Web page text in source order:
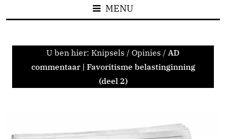
MENU
U ben hier: Knipsels / Opinies / AD
commentaar | Favoritisme belastinginning
(deel 2)